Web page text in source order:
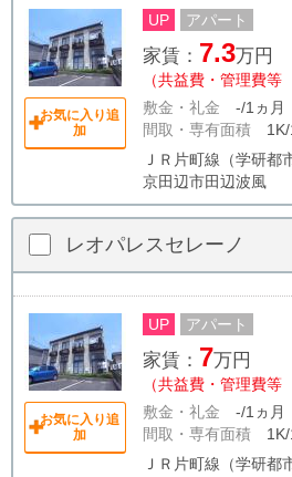
お気に入り追
加
UP アパート
家賃： 7.3万円
（共益費・管理費等
敷金・礼金 -/1ヵ月
間取・専有面積 1K/
ＪＲ片町線（学研都
京田辺市田辺波風
レオパレスセレーノ
お気に入り追
加
UP アパート
家賃： 7万円
（共益費・管理費等
敷金・礼金 -/1ヵ月
間取・専有面積 1K/
ＪＲ片町線（学研都